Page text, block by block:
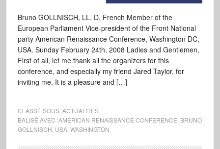
Bruno GOLLNISCH, LL. D. French Member of the
European Parliament Vice-president of the Front National
party American Renaissance Conference, Washington DC,
USA. Sunday February 24th, 2008 Ladies and Gentlemen,
First of all, let me thank all the organizers for this
conference, and especially my friend Jared Taylor, for
inviting me. It is a pleasure and […]
CLASSÉ SOUS :ACTUALITÉS
BALISÉ AVEC :AMERICAN RENAISSANCE CONFERENCE BRUNO
GOLLNISCH USA, WASHINGTON